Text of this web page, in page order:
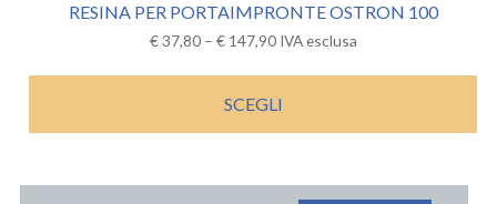
RESINA PER PORTAIMPRONTE OSTRON 100
€37,80– €147,90 IVA esclusa
SCEGLI